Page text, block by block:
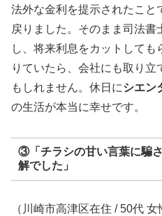
法外な金利を提示されたこと
戻りました。そのまま司法
し、将来利息をカットして
りていたら、会社にも取り
もしれません。休日にシエン
の生活が本当に幸せです。
③「チラシの甘い言葉に騙
解でした」
（川崎市高津区在住 / 50代 女